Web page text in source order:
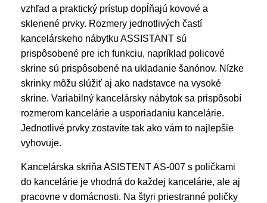
vzhľad a praktický prístup dopĺňajú kovové a
sklenené prvky. Rozmery jednotlivých častí
kancelárskeho nábytku ASSISTANT sú
prispôsobené pre ich funkciu, napríklad policové
skrine sú prispôsobené na ukladanie šanónov. Nízke
skrinky môžu slúžiť aj ako nadstavce na vysoké
skrine. Variabilný kancelársky nábytok sa prispôsobí
rozmerom kancelárie a usporiadaniu kancelárie.
Jednotlivé prvky zostavíte tak ako vám to najlepšie
vyhovuje.
Kancelárska skriňa ASISTENT AS-007 s poličkami
do kancelárie je vhodná do každej kancelárie, ale aj
pracovne v domácnosti. Na štyri priestranné poličky